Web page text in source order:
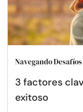
Navegando Desafíos
3 factores
exitoso